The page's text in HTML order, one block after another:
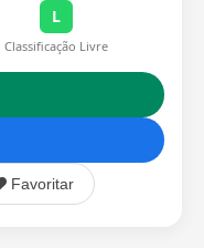
L
Classificação Livre
Favoritar